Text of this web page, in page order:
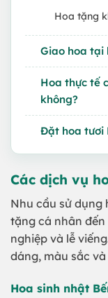
Hoa tặng
Giao hoa tại
Hoa thực tế
không?
Đặt hoa tươi
Các dịch vụ
Nhu cầu sử dụng
tặng cá nhân
nghiệp và lễ
dáng, màu sắc
Hoa sinh nhật